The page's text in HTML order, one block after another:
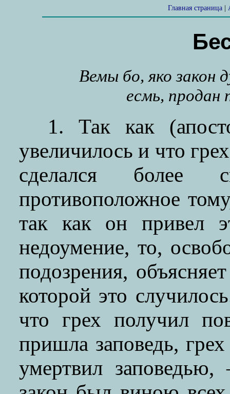
Главная страница|
Вемы бо, яко закон
есмь, продан
1. Так как
увеличилось и что
сделался более
противоположное
так как он привел
недоумение, то,
подозрения,
которой это
что грех получил
пришла заповедь,
умертвил